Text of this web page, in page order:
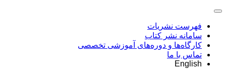
فهرست نشریات
سامانه نشر کتاب
کارگاه‌ها و دوره‌های آموزشی تخصصی
تماس با ما
English